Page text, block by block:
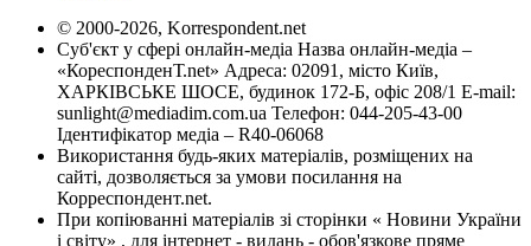
© 2000-2026, Korrespondent.net
Суб'єкт у сфері онлайн-медіа Назва онлайн-медіа –
«КореспонденТ.net» Адреса: 02091, місто Київ,
ХАРКІВСЬКЕ ШОСЕ, будинок 172-Б, офіс 208/1 E-mail:
sunlight@mediadim.com.ua Телефон: 044-205-43-00
Ідентифікатор медіа – R40-06068
Використання будь-яких матеріалів, розміщених на
сайті, дозволяється за умови посилання на
Корреспондент.net.
При копіюванні матеріалів зі сторінки « Новини України
і світу» , для інтернет - видань - обов'язкове пряме